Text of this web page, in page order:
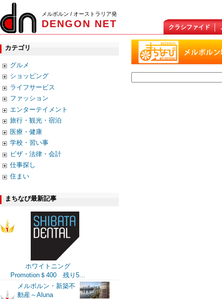
メルボルン / オーストラリア発
DENGON NET クラシファイド
カテゴリ
グルメ
ショッピング
ライフサービス
ファッション
エンターテイメント
旅行・観光・宿泊
医療・健康
学校・習い事
ビザ・法律・会計
仕事探し
住まい
まちなび最新記事
ホワイトニング
Promotion＄400 残り5...
メルボルン・新築不
動産～Aluna